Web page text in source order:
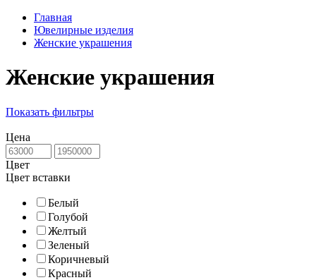
Главная
Ювелирные изделия
Женские украшения
Женские украшения
Показать фильтры
Цена
Цвет
Цвет вставки
Белый
Голубой
Желтый
Зеленый
Коричневый
Красный